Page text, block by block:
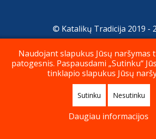
© Katalikų Tradicija 2019 -
Į viršų
Naudojant slapukus Jūsų naršymas
patogesnis. Paspausdami „Sutinku“
tinklapio slapukus Jūsų
Sutinku Nesutinku
Daugiau informacijos